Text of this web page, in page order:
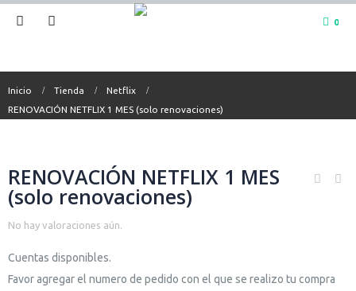
0
Inicio Tienda
Netflix
RENOVACIÓN NETFLIX 1 MES (solo renovaciones)
RENOVACIÓN NETFLIX 1 MES
(solo renovaciones)
No hay valoraciones aún.
Cuentas disponibles.
Favor agregar el numero de pedido con el que se realizo tu compra